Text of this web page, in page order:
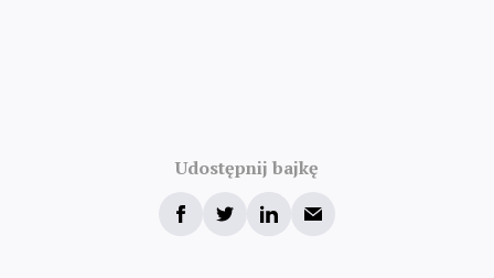
Udostępnij bajkę